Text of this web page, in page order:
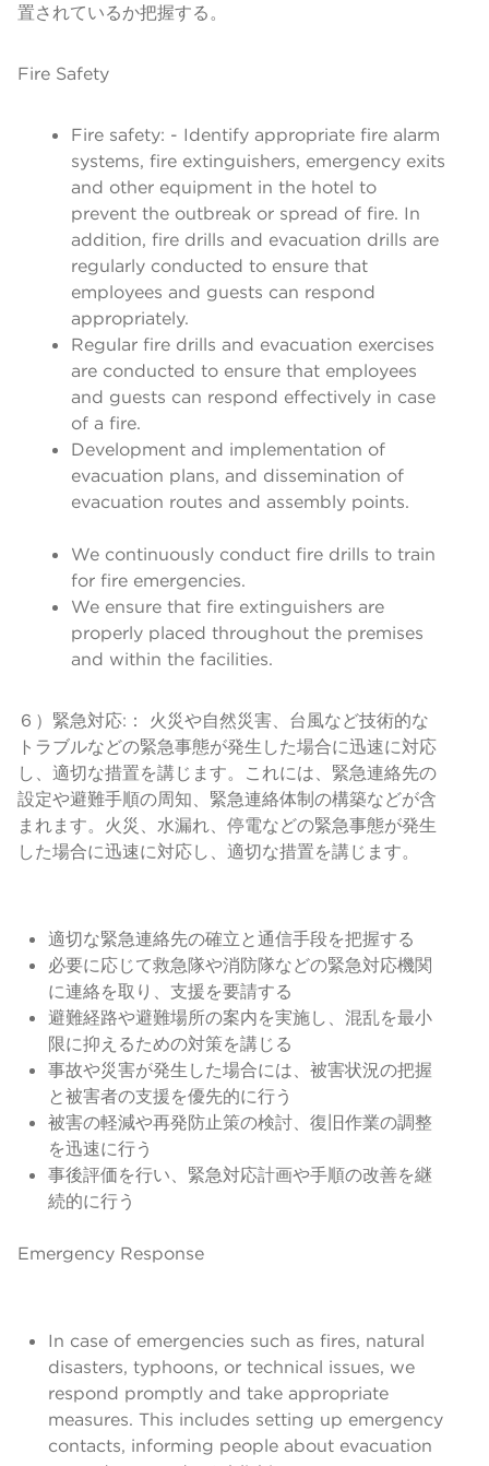
置されているか把握する。
Fire Safety
Fire safety: - Identify appropriate fire alarm
systems, fire extinguishers, emergency exits
and other equipment in the hotel to
prevent the outbreak or spread of fire. In
addition, fire drills and evacuation drills are
regularly conducted to ensure that
employees and guests can respond
appropriately.
Regular fire drills and evacuation exercises
are conducted to ensure that employees
and guests can respond effectively in case
of a fire.
Development and implementation of
evacuation plans, and dissemination of
evacuation routes and assembly points.
We continuously conduct fire drills to train
for fire emergencies.
We ensure that fire extinguishers are
properly placed throughout the premises
and within the facilities.
６）緊急対応:： 火災や自然災害、台風など技術的な
トラブルなどの緊急事態が発生した場合に迅速に対応
し、適切な措置を講じます。これには、緊急連絡先の
設定や避難手順の周知、緊急連絡体制の構築などが含
まれます。火災、水漏れ、停電などの緊急事態が発生
した場合に迅速に対応し、適切な措置を講じます。
適切な緊急連絡先の確立と通信手段を把握する
必要に応じて救急隊や消防隊などの緊急対応機関
に連絡を取り、支援を要請する
避難経路や避難場所の案内を実施し、混乱を最小
限に抑えるための対策を講じる
事故や災害が発生した場合には、被害状況の把握
と被害者の支援を優先的に行う
被害の軽減や再発防止策の検討、復旧作業の調整
を迅速に行う
事後評価を行い、緊急対応計画や手順の改善を継
続的に行う
Emergency Response
In case of emergencies such as fires, natural
disasters, typhoons, or technical issues, we
respond promptly and take appropriate
measures. This includes setting up emergency
contacts, informing people about evacuation